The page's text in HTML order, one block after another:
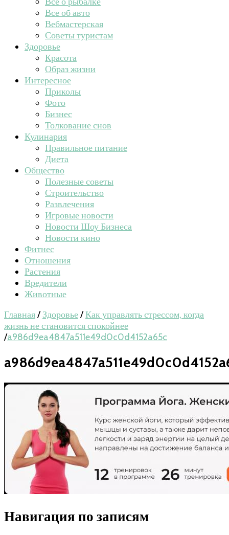
Все об авто
Вебмастерская
Советы туристам
Здоровье
Красота
Образ жизни
Интересное
Приколы
Фото
Бизнес
Толкование снов
Кулинария
Правильное питание
Диета
Общество
Полезные советы
Строительство
Развлечения
Игровые новости
Новости Шоу Бизнеса
Новости кино
Фитнес
Отношения
Растения
Вредители
Животные
Главная/ Здоровье/Как управлять стрессом, когда
жизнь не становится спокойнее
/a986d9ea4847a511e49d0c0d4152a65c
Навигация по записям